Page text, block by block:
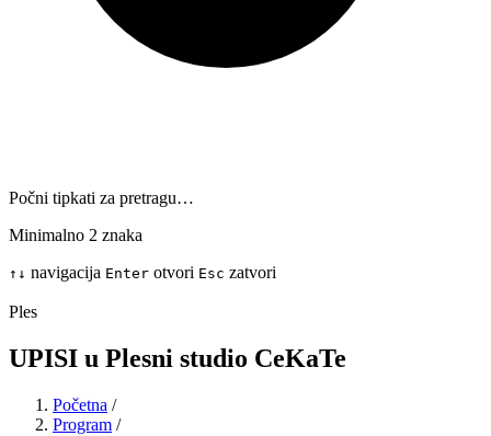
Počni tipkati za pretragu…
Minimalno 2 znaka
↑ ↓ navigacija Enter otvori Esc zatvori
Ples
UPISI u Plesni studio CeKaTe
Početna /
Program /